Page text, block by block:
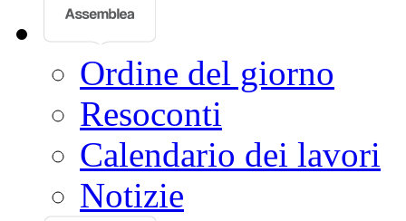
Ordine del giorno
Resoconti
Calendario dei lavori
Notizie